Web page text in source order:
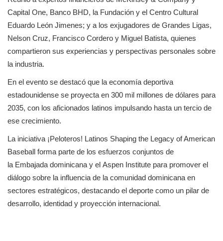
Capital One, Banco BHD, la Fundación y el Centro Cultural
Eduardo León Jimenes; y a los exjugadores de Grandes Ligas,
Nelson Cruz, Francisco Cordero y Miguel Batista, quienes
compartieron sus experiencias y perspectivas personales sobre
la industria.
En el evento se destacó que la economía deportiva
estadounidense se proyecta en 300 mil millones de dólares para
2035, con los aficionados latinos impulsando hasta un tercio de
ese crecimiento.
La iniciativa ¡Peloteros! Latinos Shaping the Legacy of American
Baseball forma parte de los esfuerzos conjuntos de
la Embajada dominicana y el Aspen Institute para promover el
diálogo sobre la influencia de la comunidad dominicana en
sectores estratégicos, destacando el deporte como un pilar de
desarrollo, identidad y proyección internacional.